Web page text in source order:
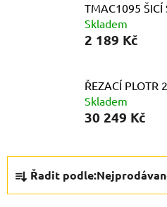
TMAC1095 ŠICÍ
Skladem
2 189 Kč
ŘEZACÍ PLOTR
Skladem
30 249 Kč
Řadit podle: